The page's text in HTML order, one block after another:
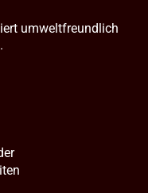
umweltfreundlich